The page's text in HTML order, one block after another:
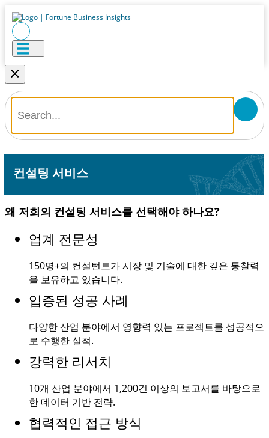
×
컨설팅 서비스
왜 저희의 컨설팅 서비스를 선택해야 하나요?
업계 전문성
150명+의 컨설턴트가 시장 및 기술에 대한 깊은 통찰력
을 보유하고 있습니다.
입증된 성공 사례
다양한 산업 분야에서 영향력 있는 프로젝트를 성공적으
로 수행한 실적.
강력한 리서치
10개 산업 분야에서 1,200건 이상의 보고서를 바탕으로
한 데이터 기반 전략.
협력적인 접근 방식